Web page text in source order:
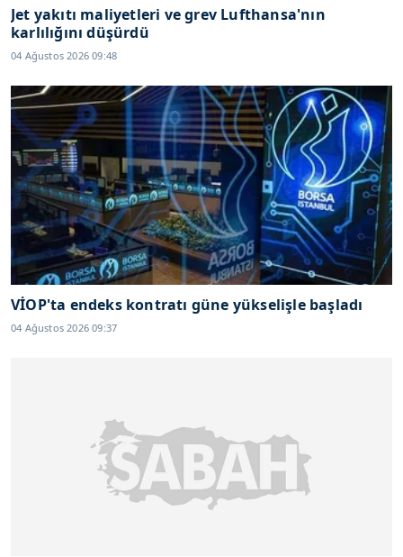
Jet yakıtı maliyetleri ve grev Lufthansa'nın
karlılığını düşürdü
04 Ağustos 2026 09:48
VİOP'ta endeks kontratı güne yükselişle başladı
04 Ağustos 2026 09:37